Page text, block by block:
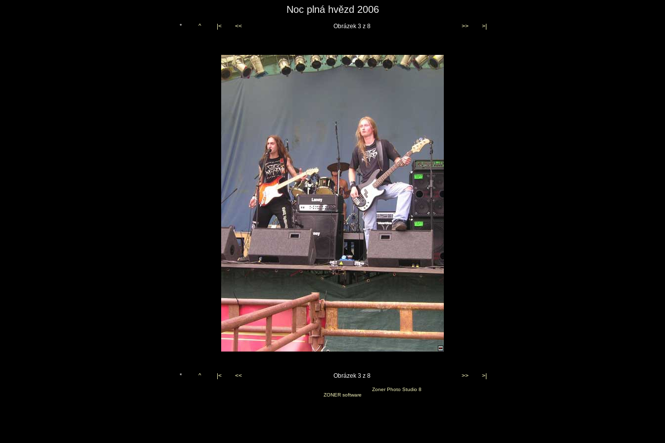
Noc plná hvězd 2006
* ^ |< << Obrázek 3 z 8 >> >|
* ^ |< << Obrázek 3 z 8 >> >|
Zoner Photo Studio 8
ZONER software